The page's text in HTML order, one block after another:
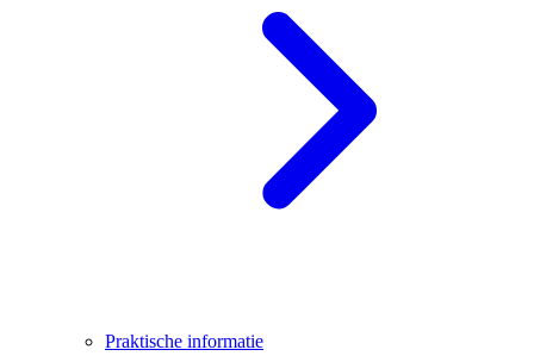
Praktische informatie